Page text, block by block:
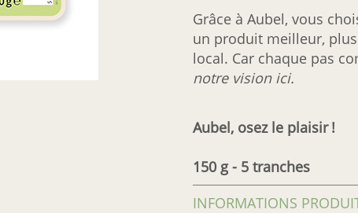
Grâce à Aubel, vous
un produit meilleur,
local. Car chaque pas
notre vision ici.
Aubel, osez le plaisir !
150 g - 5 tranches
INFORMATIONS